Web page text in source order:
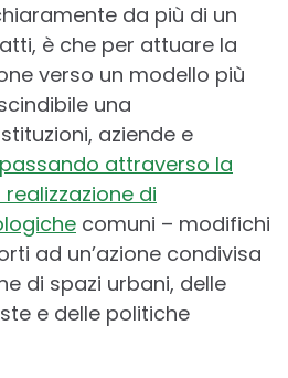
da più di un
è che per attuare la
verso un modello più
una
aziende e
attraverso la
di
comuni – modifichi
ad un’azione condivisa
di spazi urbani, delle
e delle politiche